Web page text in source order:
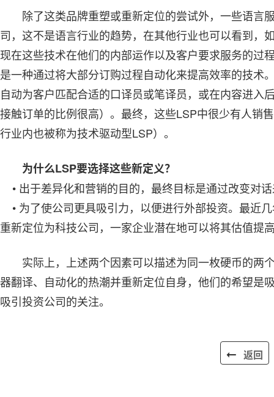
除了这类品牌重塑或重新定位的尝试外，一些语言
司，这不是语言行业的趋势，在其他行业也可以看到，
现在这些技术在他们的内部运作以及客户要求服务的过
是一种通过将大部分订购过程自动化来提高效率的技术
自动为客户匹配合适的口译员或笔译员，或在内容进入
接触订单的比例很高）。最终，这些LSP中很少有人销
行业内也被称为技术驱动型LSP）。
为什么LSP要选择这些新定义？
• 出于差异化和营销的目的，最终目标是通过改变对
• 为了使公司更具吸引力，以便进行外部投资。最近
重新定位为科技公司，一家企业潜在地可以将其估值提
实际上，上述两个因素可以描述为同一枚硬币的两
器翻译、自动化的热潮并重新定位自身，他们的希望是
吸引投资公司的关注。
返回